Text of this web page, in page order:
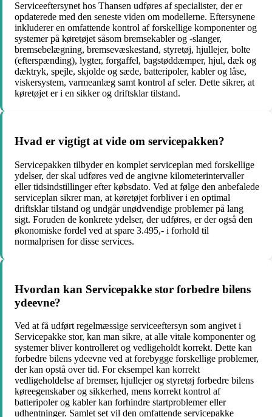
Serviceeftersynet hos Thansen udføres af specialister, der er
opdaterede med den seneste viden om modellerne. Eftersynene
inkluderer en omfattende kontrol af forskellige komponenter og
systemer på køretøjet såsom bremsekabler og -slanger,
bremsebelægning, bremsevæskestand, styretøj, hjullejer, bolte
(efterspænding), lygter, forgaffel, bagstøddæmper, hjul, dæk og
dæktryk, spejle, skjolde og sæde, batteripoler, kabler og låse,
viskersystem, varmeanlæg samt kontrol af seler. Dette sikrer, at
køretøjet er i en sikker og driftsklar tilstand.
Hvad er vigtigt at vide om servicepakken?
Servicepakken tilbyder en komplet serviceplan med forskellige
ydelser, der skal udføres ved de angivne kilometerintervaller
eller tidsindstillinger efter købsdato. Ved at følge den anbefalede
serviceplan sikrer man, at køretøjet forbliver i en optimal
driftsklar tilstand og undgår unødvendige problemer på lang
sigt. Foruden de konkrete ydelser, der udføres, er der også den
økonomiske fordel ved at spare 3.495,- i forhold til
normalprisen for disse services.
Hvordan kan Servicepakke stor forbedre bilens
ydeevne?
Ved at få udført regelmæssige serviceeftersyn som angivet i
Servicepakke stor, kan man sikre, at alle vitale komponenter og
systemer bliver kontrolleret og vedligeholdt korrekt. Dette kan
forbedre bilens ydeevne ved at forebygge forskellige problemer,
der kan opstå over tid. For eksempel kan korrekt
vedligeholdelse af bremser, hjullejer og styretøj forbedre bilens
køreegenskaber og sikkerhed, mens korrekt kontrol af
batteripoler og kabler kan forhindre startproblemer eller
udhentninger. Samlet set vil den omfattende servicepakke